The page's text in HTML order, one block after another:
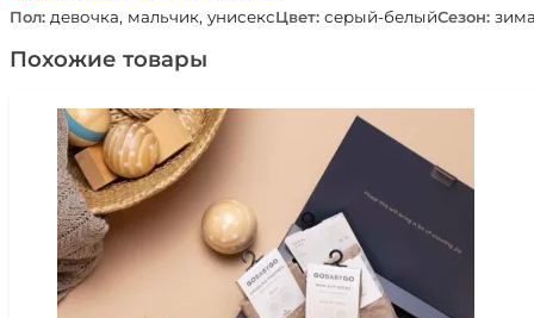
Пол: девочка, мальчик, унисексЦвет: серый-белыйСезон:
Похожие товары